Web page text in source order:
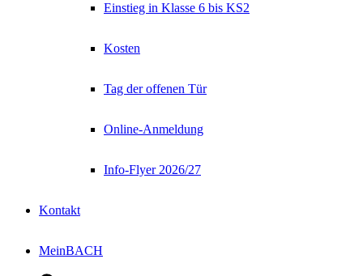
Einstieg in Klasse 6 bis KS2
Kosten
Tag der offenen Tür
Online-Anmeldung
Info-Flyer 2026/27
Kontakt
MeinBACH